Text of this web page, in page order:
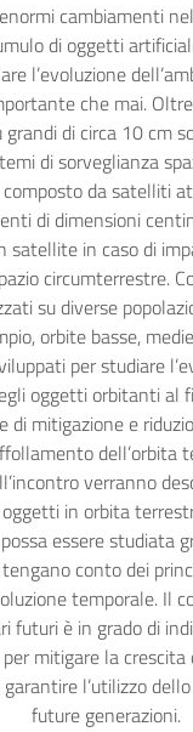
cambiamenti
di oggetti
l’evoluzione
che mai.
grandi di circa 10 cm
di sorveglianza
composto da satelliti
di dimensioni
satellite in caso di
circumterrestre.
su diverse
orbite basse,
per studiare
oggetti orbitanti al
di mitigazione e
dell’orbita
verranno
in orbita
essere studiata
conto dei
temporale. Il
futuri è in grado di
mitigare la
l’utilizzo
future generazioni.